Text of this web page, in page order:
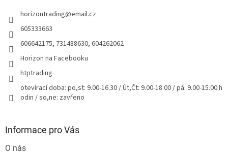
horizontrading@email.cz
605333663
606642175, 731488630, 604262062
Horizon na Facebooku
htptrading
otevírací doba: po,st: 9.00-16.30 / Út,Čt: 9.00-18.00 / pá: 9.00-15.00 h
odin / so,ne: zavřeno
Informace pro Vás
O nás